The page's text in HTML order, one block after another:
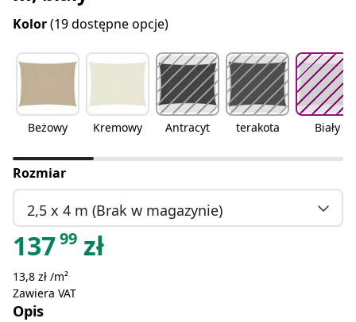
Kolor(19 dostępne opcje)
Beżowy Kremowy Antracyt terakota Biały
Rozmiar
2,5 x 4 m (Brak w magazynie)
13799 zł
13,8 zł /m²
Zawiera VAT
Opis